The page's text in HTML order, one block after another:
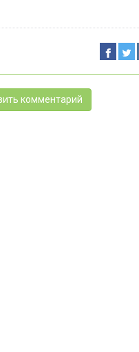
комментарий